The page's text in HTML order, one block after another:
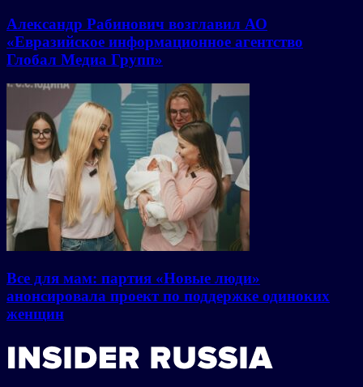
Александр Рабинович возглавил АО
«Евразийское информационное агентство
Глобал Медиа Групп»
Все для мам: партия «Новые люди»
анонсировала проект по поддержке одиноких
женщин